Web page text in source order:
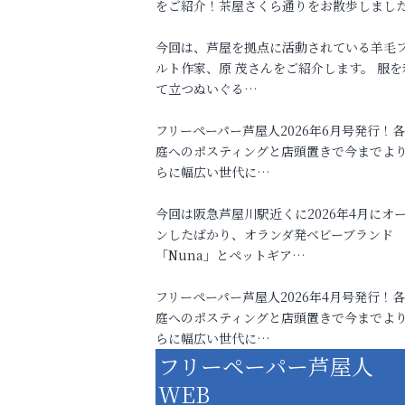
をご紹介！茶屋さくら通りをお散歩しまし
今回は、芦屋を拠点に活動されている羊毛
ルト作家、原 茂さんをご紹介します。 服を
て立つぬいぐる…
フリーペーパー芦屋人2026年6月号発行！
庭へのポスティングと店頭置きで今までよ
らに幅広い世代に…
今回は阪急芦屋川駅近くに2026年4月にオ
ンしたばかり、オランダ発ベビーブランド
「Nuna」とペットギア…
フリーペーパー芦屋人2026年4月号発行！
庭へのポスティングと店頭置きで今までよ
らに幅広い世代に…
フリーペーパー芦屋人
WEB